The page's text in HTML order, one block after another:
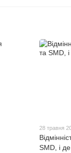
28 травня
SMD, і